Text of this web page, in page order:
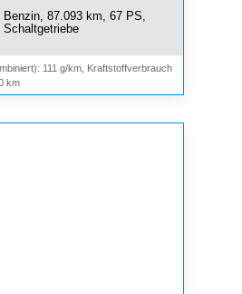
Benzin, 87.093 km, 67 PS,
Schaltgetriebe
111 g/km, Kraftstoffverbrauch
km